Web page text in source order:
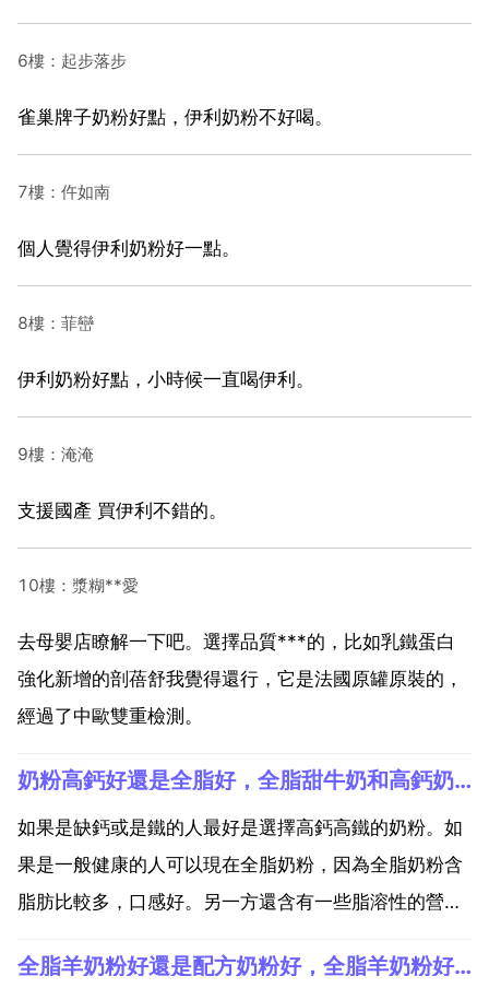
6樓：起步落步
雀巢牌子奶粉好點，伊利奶粉不好喝。
7樓：仵如南
個人覺得伊利奶粉好一點。
8樓：菲巒
伊利奶粉好點，小時候一直喝伊利。
9樓：淹淹
支援國產 買伊利不錯的。
10樓：漿糊**愛
去母嬰店瞭解一下吧。選擇品質***的，比如乳鐵蛋白
強化新增的剖蓓舒我覺得還行，它是法國原罐原裝的，
經過了中歐雙重檢測。
奶粉高鈣好還是全脂好，全脂甜牛奶和高鈣奶哪個好
如果是缺鈣或是鐵的人最好是選擇高鈣高鐵的奶粉。如
果是一般健康的人可以現在全脂奶粉，因為全脂奶粉含
脂肪比較多，口感好。另一方還含有一些脂溶性的營養
年人容易高血脂 就不建議喝全脂奶粉。全脂奶粉和脫脂
全脂羊奶粉好還是配方奶粉好，全脂羊奶粉好還是配方羊奶粉好？